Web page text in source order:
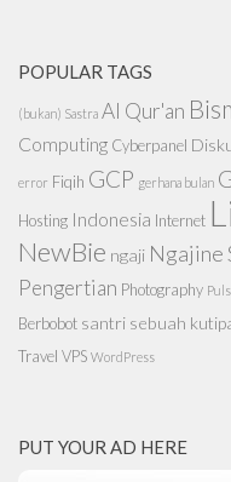
POPULAR TAGS
(bukan) Sastra Al Qur'an
Computing Cyberpanel
error Fiqih GCP gerhana bulan
Hosting Indonesia Internet
NewBie ngaji Ngajine
Pengertian Photography
Berbobot santri sebuah
Travel VPS WordPress
PUT YOUR AD HERE